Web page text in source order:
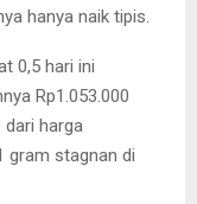
hanya naik tipis.
0,5 hari ini
Rp1.053.000
dari harga
gram stagnan di